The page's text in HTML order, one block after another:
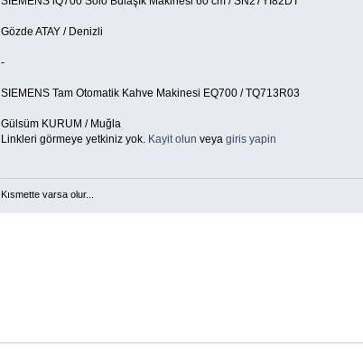
Gözde ATAY / Denizli
-
SIEMENS Tam Otomatik Kahve Makinesi EQ700 / TQ713R03
Gülsüm KURUM / Muğla
Linkleri görmeye yetkiniz yok. Kayit olun veya giris yapin
Kısmette varsa olur...